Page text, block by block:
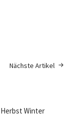
Nächste Artikel
Herbst Winter